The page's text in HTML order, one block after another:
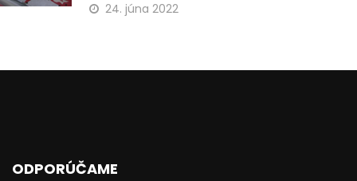
24. júna 2022
ODPORÚČAME